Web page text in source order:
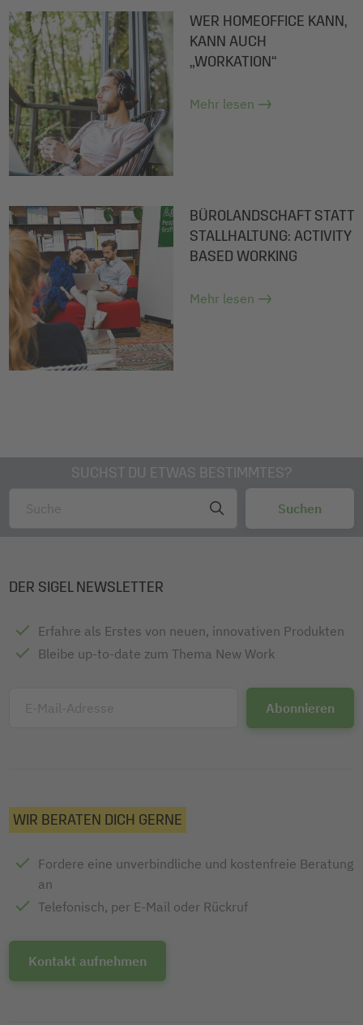
WER HOMEOFFICE KANN,
KANN AUCH
„WORKATION“
Mehr lesen
BÜROLANDSCHAFT STATT
STALLHALTUNG: ACTIVITY
BASED WORKING
Mehr lesen
SUCHST DU ETWAS BESTIMMTES?
DER SIGEL NEWSLETTER
Erfahre als Erstes von neuen, innovativen Produkten
Bleibe up-to-date zum Thema New Work
E-Mail-Adresse
WIR BERATEN DICH GERNE
Fordere eine unverbindliche und kostenfreie Beratung
an
Telefonisch, per E-Mail oder Rückruf
Kontakt aufnehmen